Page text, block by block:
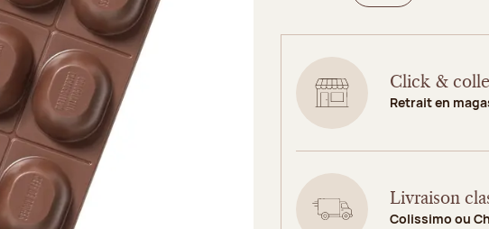
Click &
Retrait en
Livraison
Colissimo ou